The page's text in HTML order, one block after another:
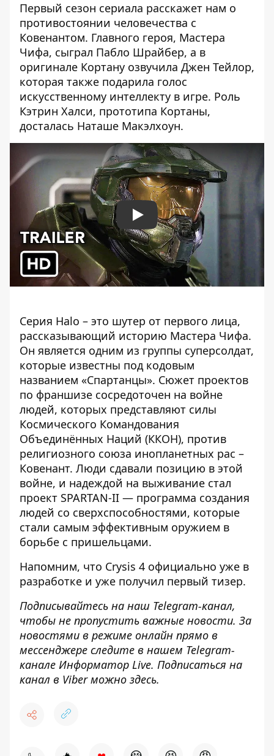
Первый сезон сериала расскажет нам о
противостоянии человечества с
Ковенантом. Главного героя, Мастера
Чифа, сыграл Пабло Шрайбер, а в
оригинале Кортану озвучила Джен Тейлор,
которая также подарила голос
искусственному интеллекту в игре. Роль
Кэтрин Халси, прототипа Кортаны,
досталась Наташе Макэлхоун.
Play
Серия Halo – это шутер от первого лица,
рассказывающий историю Мастера Чифа.
Он является одним из группы суперсолдат,
которые известны под кодовым
названием «Спартанцы». Сюжет проектов
по франшизе сосредоточен на войне
людей, которых представляют силы
Космического Командования
Объединённых Наций (ККОН), против
религиозного союза инопланетных рас –
Ковенант. Люди сдавали позицию в этой
войне, и надеждой на выживание стал
проект SPARTAN-II — программа создания
людей со сверхспособностями, которые
стали самым эффективным оружием в
борьбе с пришельцами.
Напомним, что Crysis 4 официально уже в
разработке и уже получил первый тизер.
Подписывайтесь на наш Telegram-канал,
чтобы не пропустить важные новости. За
новостями в режиме онлайн прямо в
мессенджере следите в нашем Telegram-
канале Информатор Live. Подписаться на
канал в Viber можно здесь.